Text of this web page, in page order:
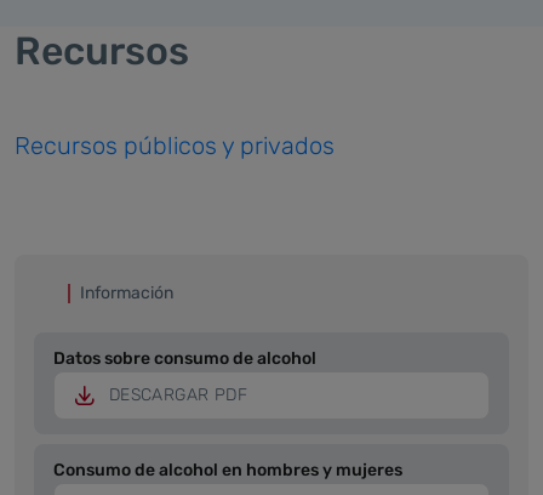
Recursos
Recursos públicos y privados
Información
Datos sobre consumo de alcohol
DESCARGAR PDF
Consumo de alcohol en hombres y mujeres